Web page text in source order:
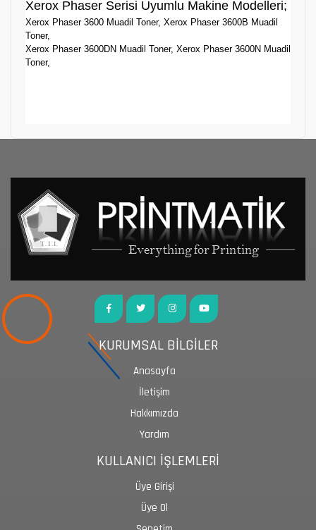
Xerox Phaser Serisi Uyumlu Makine Modelleri;
Xerox Phaser 3600 Muadil Toner, Xerox Phaser 3600B Muadil
Toner,
Xerox Phaser 3600DN Muadil Toner, Xerox Phaser 3600N Muadil
Toner,
KURUMSAL BİLGİLER
Anasayfa
İletişim
Hakkımızda
Yardım
KULLANICI İŞLEMLERİ
Üye Girişi
Üye Ol